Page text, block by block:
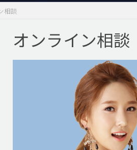
相談
オンライン相談